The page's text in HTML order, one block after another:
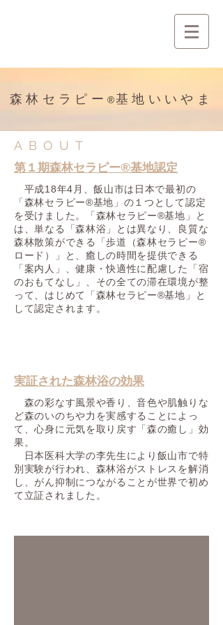
​森林セラピー®基地いいやま
ABOUT
第１期森林セラピー®基地認定
平成18年4月、飯山市は日本で最初の
「森林セラピー®基地」の１つとして認定
を受けました。「森林セラピー®基地」と
は、単なる「森林浴」とは異なり、良質な
森林散策ができる「歩道（森林セラピー®
ロード）」と、癒しの時間を提供できる
「案内人」、健康・快適性に配慮した「宿
のおもてなし」、その全ての滞在環境が整
って、はじめて「森林セラピー®基地」と
して認定されます。
実証された森林浴の効果
森の彩なす風景や香り、音色や肌触りな
ど森のいのちや力を実感することによっ
て、心身に元気を取り戻す「森の癒し」効
果。
日本医科大学の李先生により飯山市で特
別実験が行われ、森林浴がストレスを解消
し、がん抑制につながることが世界で初め
て立証されました。